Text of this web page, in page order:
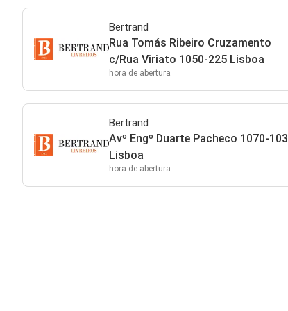
Bertrand
Rua Tomás Ribeiro Cruzamento
c/Rua Viriato 1050-225 Lisboa
hora de abertura
Bertrand
Avº Engº Duarte Pacheco 1070-103
Lisboa
hora de abertura